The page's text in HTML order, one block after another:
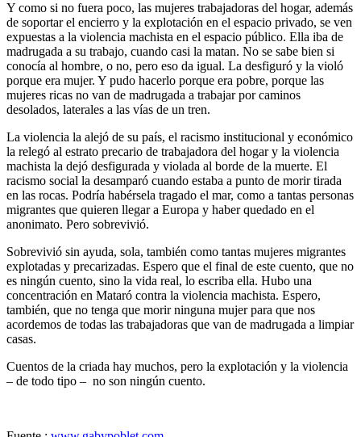
Y como si no fuera poco, las mujeres trabajadoras del hogar, además
de soportar el encierro y la explotación en el espacio privado, se ven
expuestas a la violencia machista en el espacio público. Ella iba de
madrugada a su trabajo, cuando casi la matan. No se sabe bien si
conocía al hombre, o no, pero eso da igual. La desfiguró y la violó
porque era mujer. Y pudo hacerlo porque era pobre, porque las
mujeres ricas no van de madrugada a trabajar por caminos
desolados, laterales a las vías de un tren.
La violencia la alejó de su país, el racismo institucional y económico
la relegó al estrato precario de trabajadora del hogar y la violencia
machista la dejó desfigurada y violada al borde de la muerte. El
racismo social la desamparó cuando estaba a punto de morir tirada
en las rocas. Podría habérsela tragado el mar, como a tantas personas
migrantes que quieren llegar a Europa y haber quedado en el
anonimato. Pero sobrevivió.
Sobrevivió sin ayuda, sola, también como tantas mujeres migrantes
explotadas y precarizadas. Espero que el final de este cuento, que no
es ningún cuento, sino la vida real, lo escriba ella. Hubo una
concentración en Mataró contra la violencia machista. Espero,
también, que no tenga que morir ninguna mujer para que nos
acordemos de todas las trabajadoras que van de madrugada a limpiar
casas.
Cuentos de la criada hay muchos, pero la explotación y la violencia
– de todo tipo – no son ningún cuento.